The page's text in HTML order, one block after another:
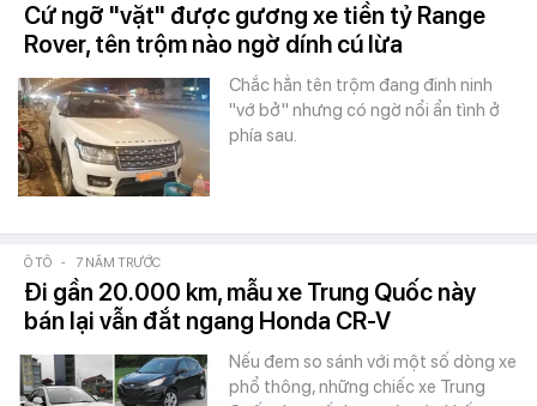
Cứ ngỡ "vặt" được gương xe tiền tỷ Range
Rover, tên trộm nào ngờ dính cú lừa
Chắc hẳn tên trộm đang đinh ninh
"vớ bở" nhưng có ngờ nổi ẩn tình ở
phía sau.
Ô TÔ - 7 NĂM TRƯỚC
Đi gần 20.000 km, mẫu xe Trung Quốc này
bán lại vẫn đắt ngang Honda CR-V
Nếu đem so sánh với một số dòng xe
phổ thông, những chiếc xe Trung